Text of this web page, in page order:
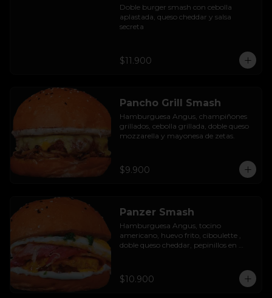
Doble burger smash con cebolla
aplastada, queso cheddar y salsa
secreta
$11.900
Pancho Grill Smash
Hamburguesa Angus, champiñones
grillados, cebolla grillada, doble queso
mozzarella y mayonesa de zetas.
$9.900
Panzer Smash
Hamburguesa Angus, tocino
americano, huevo frito, ciboulette ,
doble queso cheddar, pepinillos en
$10.900